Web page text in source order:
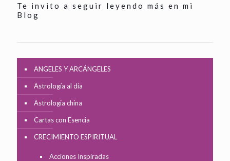
Te invito a seguir leyendo más en mi
Blog
ANGELES Y ARCÁNGELES
Astrología al día
Astrologia china
Cartas con Esencia
CRECIMIENTO ESPIRITUAL
Acciones Inspiradas